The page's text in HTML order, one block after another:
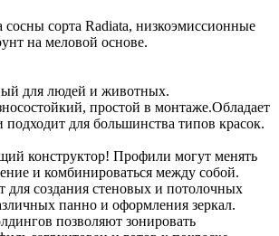
сосны сорта Radiata, низкоэмиссионные
на меловой основе.
для людей и животных.
простой в монтаже.Обладает
подходит для большинства типов красок.
конструктор! Профили могут менять
и комбинироваться между собой.
для создания стеновых и потолочных
панно и оформления зеркал.
позволяют зонировать